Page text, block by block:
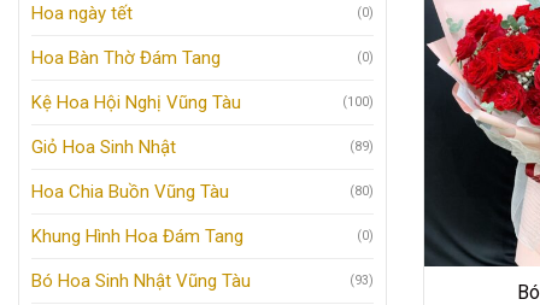
Hoa ngày tết
(0)
Hoa Bàn Thờ Đám Tang (0)
Kệ Hoa Hội Nghị Vũng Tàu (100)
Giỏ Hoa Sinh Nhật (89)
Hoa Chia Buồn Vũng Tàu (80)
Khung Hình Hoa Đám Tang (0)
Bó Hoa Sinh Nhật Vũng Tàu (93)